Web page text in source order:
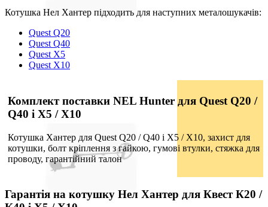
Котушка Нел Хантер підходить для наступних металошукачів:
Quest Q20
Quest Q40
Quest X5
Quest X10
Комплект поставки NEL Hunter для Quest Q20 /
Q40 і X5 / X10
Котушка Хантер для Quest Q20 / Q40 і X5 / X10, захист для
котушки, болт кріплення з гайкою, гумові втулки, стяжка для
проводу, гарантійний талон
Гарантія на котушку Нел Хантер для Квест К20 /